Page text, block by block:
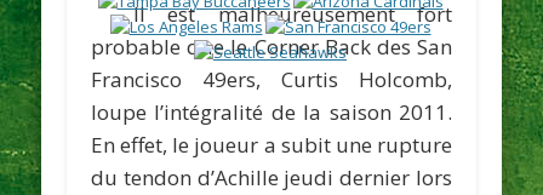
Il est malheureusement fort
probable que le Corner Back des San
Francisco 49ers, Curtis Holcomb,
loupe l’intégralité de la saison 2011.
En effet, le joueur a subit une rupture
du tendon d’Achille jeudi dernier lors